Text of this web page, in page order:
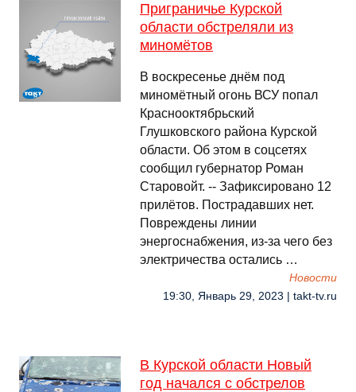
Приграничье Курской
области обстреляли из
миномётов
В воскресенье днём под
миномётный огонь ВСУ попал
Краснооктябрьский
Глушковского района Курской
области. Об этом в соцсетях
сообщил губернатор Роман
Старовойт. -- Зафиксировано 12
прилётов. Пострадавших нет.
Повреждены линии
энергоснабжения, из-за чего без
электричества остались …
Новости
19:30, Январь 29, 2023 | takt-tv.ru
В Курской области Новый
год начался с обстрелов